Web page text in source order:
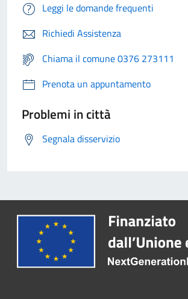
Leggi le domande frequenti
Richiedi Assistenza
Chiama il comune 0376 273111
Prenota un appuntamento
Problemi in città
Segnala disservizio